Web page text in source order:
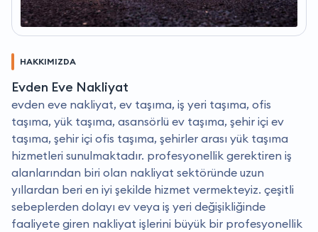
HAKKIMIZDA
Evden Eve Nakliyat
evden eve nakliyat, ev taşıma, iş yeri taşıma, ofis
taşıma, yük taşıma, asansörlü ev taşıma, şehir içi ev
taşıma, şehir içi ofis taşıma, şehirler arası yük taşıma
hizmetleri sunulmaktadır. profesyonellik gerektiren iş
alanlarından biri olan nakliyat sektöründe uzun
yıllardan beri en iyi şekilde hizmet vermekteyiz. çeşitli
sebeplerden dolayı ev veya iş yeri değişikliğinde
faaliyete giren nakliyat işlerini büyük bir profesyonellik